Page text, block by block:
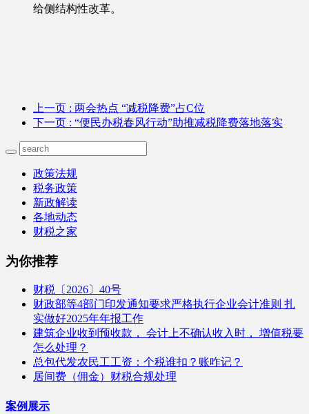
给侧结构性改革。
上一页 : 两会热点 “减税降费”占C位
下一页 : “便民办税春风行动”助推减税降费落地落实
政策法规
税务政策
新政解读
各地动态
财税之家
为你推荐
财税〔2026〕40号
财政部等4部门印发通知要求严格执行企业会计准则 扎
实做好2025年年报工作
建筑企业收到预收款， 会计上不确认收入时， 增值税要
怎么处理？
总包代发农民工工资：个税谁扣？账咋记？
居间费（佣金）财税合规处理
案例展示